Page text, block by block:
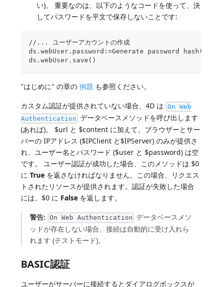
い)。 重要なのは、以下のようなコードを使って、決
してパスワードを平文で保存しないことです:
//... ユーザーアカウントの作成
ds.webUser.password:=Generate password
ds.webUser.save()
"はじめに" の章の例題 も参照ください。
カスタム認証が提供されていない場合、4D は On Web
Authentication データベースメソッドを呼び出します
(あれば)。 $url と $content に加えて、ブラウザーとサー
バーの IPアドレス ($IPClient と$IPServer) のみが提供さ
れ、ユーザー名とパスワード ($user と $password) は空
です。 ユーザー認証が成功した場合、このメソッドは $0
にTrue を返さなければなりません。この場合、リクエス
トされたリソースが提供されます。認証が失敗した場合
には、$0 に False を返します。
警告: On Web Authentication データベースメソ
ッドが存在しない場合、接続は自動的に受け入れら
れます (テストモード)。
BASIC認証
ユーザーがサーバーに接続するとダイアログボックスが